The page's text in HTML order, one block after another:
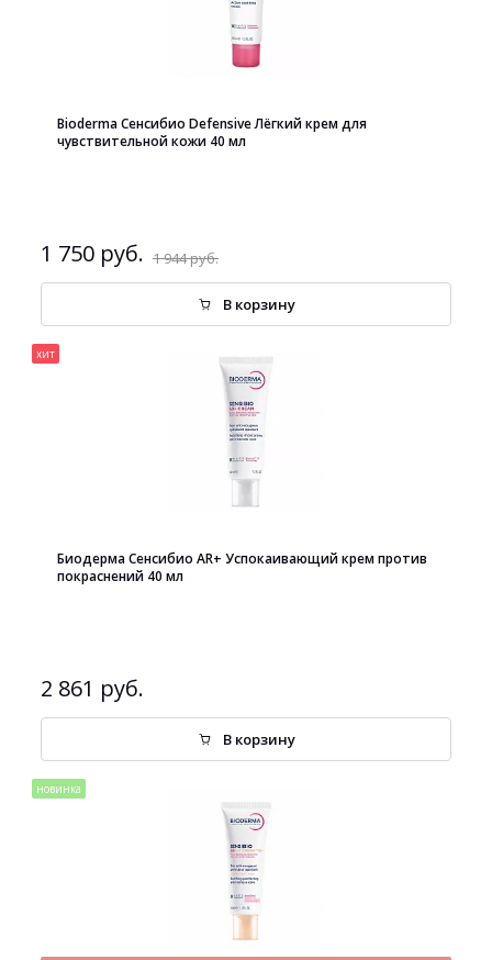
Bioderma Сенсибио Defensive Лёгкий крем для
чувствительной кожи 40 мл
1 750 руб. 1 944 руб.
В корзину
хит
Биодерма Сенсибио AR+ Успокаивающий крем против
покраснений 40 мл
2 861 руб.
В корзину
новинка